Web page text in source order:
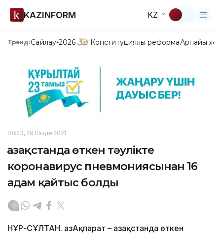
KAZINFORM KZ
Тренд:Сайлау-2026 Конституциялық реформаАрнайы
08:23, 29 Шілде 2021
Қазақстанда өткен тәулікте
коронавирус пневмониясынан 16
адам қайтыс болды
НҰР-СҰЛТАН. ҚазАқпарат – Қазақстанда өткен